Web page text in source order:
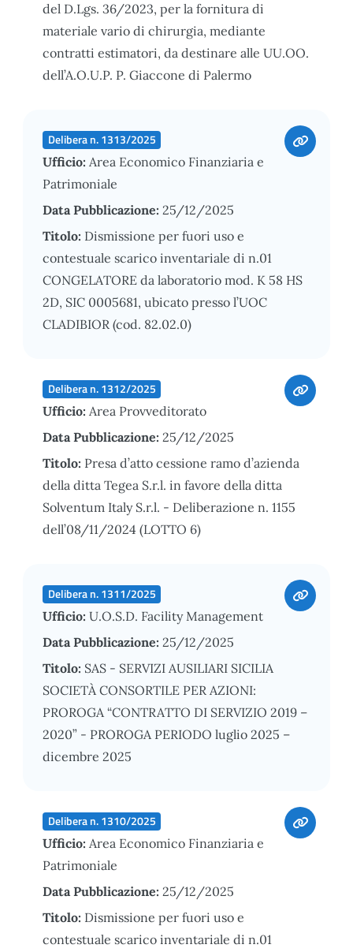
del D.Lgs. 36/2023, per la fornitura di
materiale vario di chirurgia, mediante
contratti estimatori, da destinare alle UU.OO.
dell’A.O.U.P. P. Giaccone di Palermo
Delibera n. 1313/2025
Ufficio: Area Economico Finanziaria e
Patrimoniale
Data Pubblicazione: 25/12/2025
Titolo: Dismissione per fuori uso e
contestuale scarico inventariale di n.01
CONGELATORE da laboratorio mod. K 58 HS
2D, SIC 0005681, ubicato presso l’UOC
CLADIBIOR (cod. 82.02.0)
Delibera n. 1312/2025
Ufficio: Area Provveditorato
Data Pubblicazione: 25/12/2025
Titolo: Presa d’atto cessione ramo d’azienda
della ditta Tegea S.r.l. in favore della ditta
Solventum Italy S.r.l. - Deliberazione n. 1155
dell’08/11/2024 (LOTTO 6)
Delibera n. 1311/2025
Ufficio: U.O.S.D. Facility Management
Data Pubblicazione: 25/12/2025
Titolo: SAS - SERVIZI AUSILIARI SICILIA
SOCIETÀ CONSORTILE PER AZIONI:
PROROGA “CONTRATTO DI SERVIZIO 2019 –
2020” - PROROGA PERIODO luglio 2025 –
dicembre 2025
Delibera n. 1310/2025
Ufficio: Area Economico Finanziaria e
Patrimoniale
Data Pubblicazione: 25/12/2025
Titolo: Dismissione per fuori uso e
contestuale scarico inventariale di n.01